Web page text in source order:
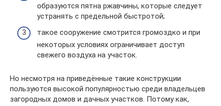
образуются пятна ржавчины, которые следует
устранять с предельной быстротой;
такое сооружение смотрится громоздко и при
некоторых условиях ограничивает доступ
свежего воздуха на участок.
Но несмотря на приведённые такие конструкции
пользуются высокой популярностью среди владельцев
загородных домов и дачных участков. Потому как,